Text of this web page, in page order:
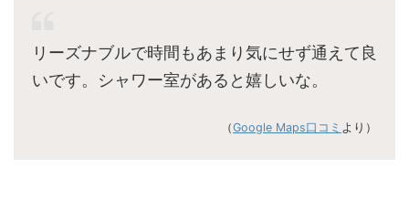
リーズナブルで時間もあまり気にせず通えて良
いです。シャワー室があると嬉しいな。
（Google Maps口コミ より）